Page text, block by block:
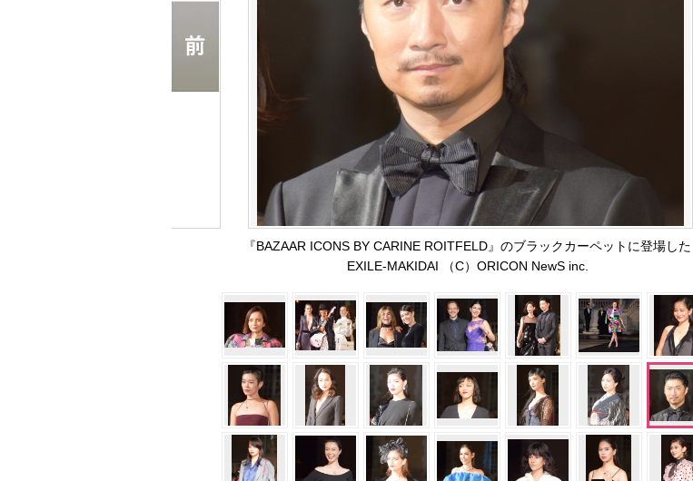
『BAZAAR ICONS BY CARINE ROITFELD』のブラックカーペットに登場した
EXILE-MAKIDAI （C）ORICON NewS inc.